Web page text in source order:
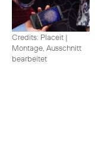
Credits: Placeit |
Montage, Ausschnitt
bearbeitet